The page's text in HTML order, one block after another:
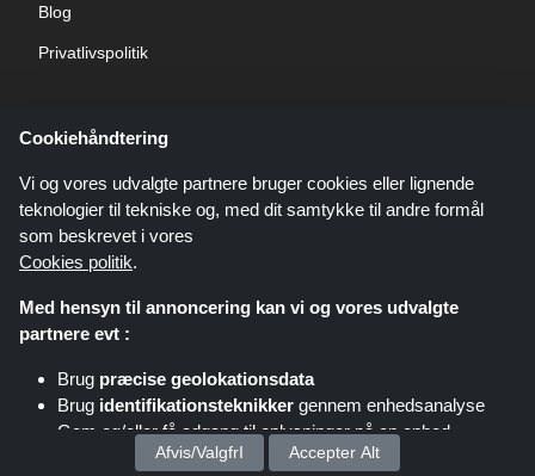
Blog
Privatlivspolitik
Cookiehåndtering
Vi og vores udvalgte partnere bruger cookies eller lignende
teknologier til tekniske og, med dit samtykke til andre formål
som beskrevet i vores
Cookies politik.
Med hensyn til annoncering kan vi og vores udvalgte
partnere evt :
Brug præcise geolokationsdata
Brug identifikationsteknikker gennem enhedsanalyse
Gem og/eller få adgang til oplysninger på en enhed
Afvis/ValgfrI Accepter Alt